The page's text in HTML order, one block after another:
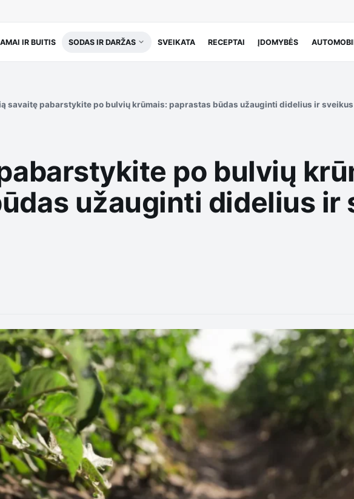
IR BUITIS SODAS IR DARŽAS SVEIKATA RECEPTAI ĮDOMYBĖS
savaitę pabarstykite po bulvių krūmais: paprastas būdas užauginti didelius ir
po bulvių
užauginti didelius ir